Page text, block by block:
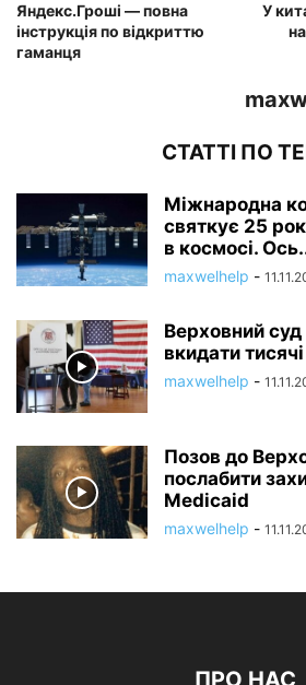
Яндекс.Гроші — повна
інструкція по відкриттю
гаманця
У
СТАТТІ ПО
Міжнародна
святкує 25
в космосі.
maxwelhelp -
Верховний
вкидати
maxwelhelp -
Позов до
послабити
Medicaid
maxwelhelp -
ПРО НАС